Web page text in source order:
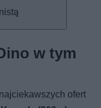
w tym
ofert